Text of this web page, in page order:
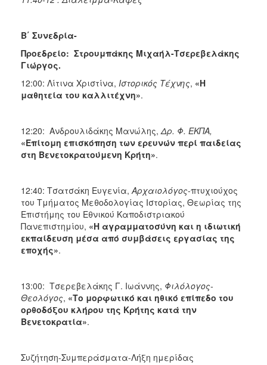
Β΄ Συνεδρία-
Προεδρείο: Στρουμπάκης Μιχαήλ-Τσερεβελάκης
Γιώργος.
12:00: Λίτινα Χριστίνα, Ιστορικός Τέχνης, «Η
μαθητεία του καλλιτέχνη».
12:20: Ανδρουλιδάκης Μανώλης, Δρ. Φ. ΕΚΠΑ,
«Επίτομη επισκόπηση των ερευνών περί παιδείας
στη Βενετοκρατούμενη Κρήτη».
12:40: Τσατσάκη Ευγενία, Αρχαιολόγος-πτυχιούχος
του Τμήματος Μεθοδολογίας Ιστορίας, Θεωρίας της
Επιστήμης του Εθνικού Καποδιστριακού
Πανεπιστημίου, «Η αγραμματοσύνη και η ιδιωτική
εκπαίδευση μέσα από συμβάσεις εργασίας της
εποχής».
13:00: Τσερεβελάκης Γ. Ιωάννης, Φιλόλογος-
Θεολόγος, «Το μορφωτικό και ηθικό επίπεδο του
ορθοδόξου κλήρου της Κρήτης κατά την
Βενετοκρατία».
Συζήτηση-Συμπεράσματα-Λήξη ημερίδας